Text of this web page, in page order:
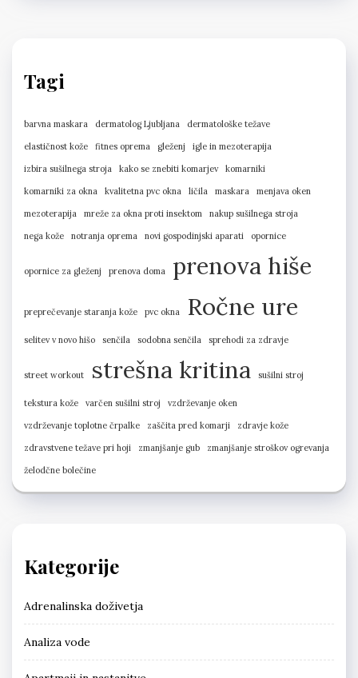
Tagi
barvna maskara dermatolog Ljubljana
dermatološke težave
elastičnost kože
fitnes oprema gleženj
igle in mezoterapija
izbira sušilnega stroja
kako se znebiti komarjev
komarniki
komarniki za okna
kvalitetna pvc okna ličila maskara
menjava oken
mezoterapija
mreže za okna proti insektom
nakup sušilnega stroja
nega kože
notranja oprema novi gospodinjski aparati opornice
opornice za gleženj prenova doma prenova hiše
preprečevanje staranja kože pvc okna Ročne ure
selitev v novo hišo senčila sodobna senčila sprehodi za zdravje
street workout strešna kritina sušilni stroj
tekstura kože varčen sušilni stroj
vzdrževanje oken
vzdrževanje toplotne črpalke
zaščita pred komarji
zdravje kože
zdravstvene težave pri hoji
zmanjšanje gub
zmanjšanje stroškov ogrevanja
želodčne bolečine
Kategorije
Adrenalinska doživetja
Analiza vode